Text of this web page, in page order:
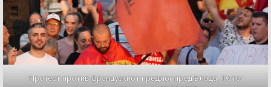
Протест против францускиот предлог пред Влада. Фото: